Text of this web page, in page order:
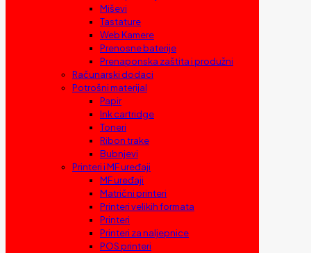
Miševi
Tastature
Web Kamere
Prenosne baterije
Prenaponska zaštita i produžni
Računarski dodaci
Potrošni materijal
Papir
Ink cartridge
Toneri
Ribon trake
Bubnjevi
Printeri i MF uređaji
MF uređaji
Matrični printeri
Printeri velikih formata
Printeri
Printeri za naljepnice
POS printeri